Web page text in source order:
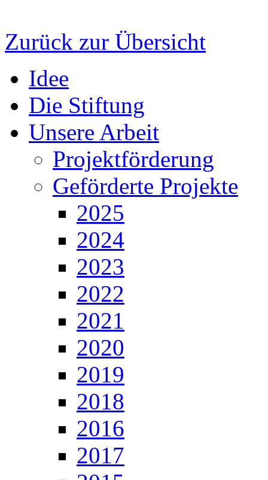
Zurück zur Übersicht
Idee
Die Stiftung
Unsere Arbeit
Projektförderung
Geförderte Projekte
2025
2024
2023
2022
2021
2020
2019
2018
2016
2017